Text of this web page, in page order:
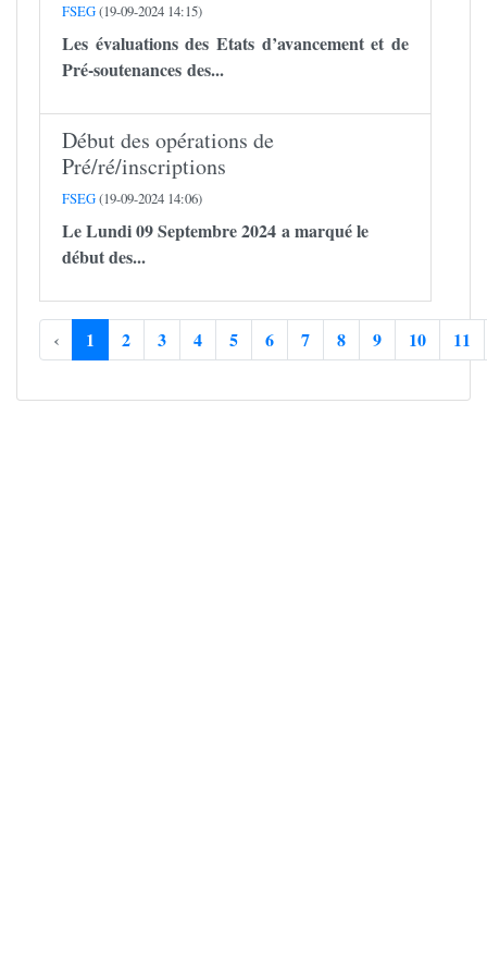
FSEG(19-09-2024 14:15)
Les évaluations des Etats d’avancement et de
Pré-soutenances des...
Début des opérations de
Pré/ré/inscriptions
FSEG(19-09-2024 14:06)
Le Lundi 09 Septembre 2024 a marqué le
début des...
‹ 1 2 3 4 5 6 7 8 9 10 11